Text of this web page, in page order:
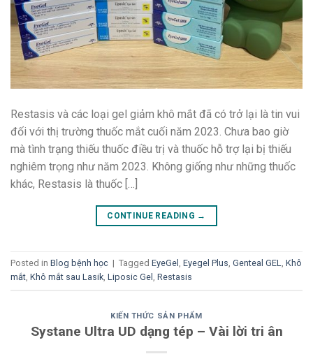
Restasis và các loại gel giảm khô mắt đã có trở lại là tin vui
đối với thị trường thuốc mắt cuối năm 2023. Chưa bao giờ
mà tình trạng thiếu thuốc điều trị và thuốc hỗ trợ lại bị thiếu
nghiêm trọng như năm 2023. Không giống như những thuốc
khác, Restasis là thuốc […]
CONTINUE READING →
Posted in Blog bệnh học | Tagged EyeGel , Eyegel Plus, Genteal GEL, Khô
mắt, Khô mắt sau Lasik, Liposic Gel , Restasis
KIẾN THỨC SẢN PHẨM
Systane Ultra UD dạng tép – Vài lời tri ân